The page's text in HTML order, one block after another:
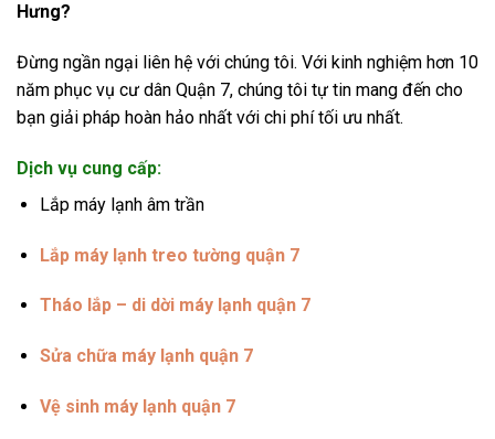
Hưng?
Đừng ngần ngại liên hệ với chúng tôi. Với kinh nghiệm hơn 10
năm phục vụ cư dân Quận 7, chúng tôi tự tin mang đến cho
bạn giải pháp hoàn hảo nhất với chi phí tối ưu nhất.
Dịch vụ cung cấp:
Lắp máy lạnh âm trần
Lắp máy lạnh treo tường quận 7
Tháo lắp – di dời máy lạnh quận 7
Sửa chữa máy lạnh quận 7
Vệ sinh máy lạnh quận 7